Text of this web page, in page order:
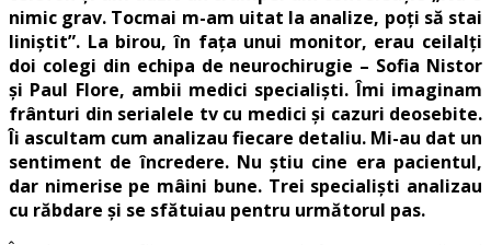
nimic grav. Tocmai m-am uitat la analize, poți să stai
liniștit”. La birou, în fața unui monitor, erau ceilalți
doi colegi din echipa de neurochirugie – Sofia Nistor
și Paul Flore, ambii medici specialiști. Îmi imaginam
frânturi din serialele tv cu medici și cazuri deosebite.
Îi ascultam cum analizau fiecare detaliu. Mi-au dat un
sentiment de încredere. Nu știu cine era pacientul,
dar nimerise pe mâini bune. Trei specialiști analizau
cu răbdare și se sfătuiau pentru următorul pas.